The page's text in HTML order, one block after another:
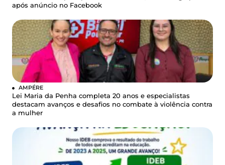
após anúncio no Facebook
AMPÉRE
Lei Maria da Penha completa 20 anos e especialistas
destacam avanços e desafios no combate à violência contra
a mulher